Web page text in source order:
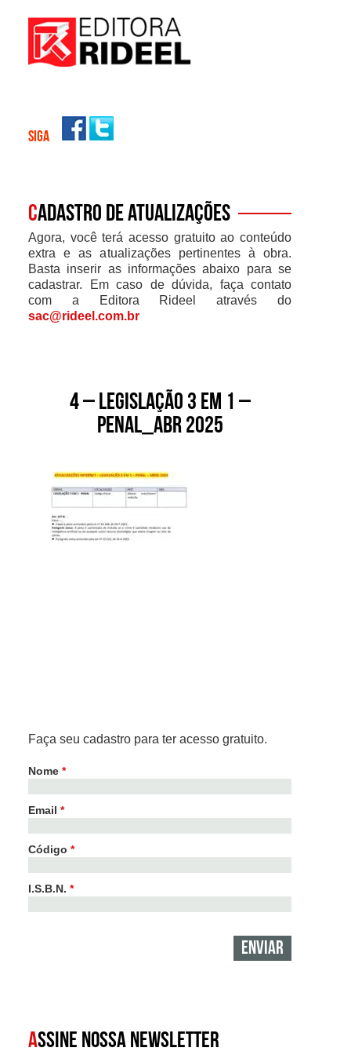
SIGA
Cadastro de atualizações
Agora, você terá acesso gratuito ao conteúdo
extra e as atualizações pertinentes à obra.
Basta inserir as informações abaixo para se
cadastrar. Em caso de dúvida, faça contato
com a Editora Rideel através do
sac@rideel.com.br
4 – Legislação 3 em 1 –
Penal_abr 2025
Faça seu cadastro para ter acesso gratuito.
Nome *
Email *
Código *
I.S.B.N. *
ASSINE NOSSA NEWSLETTER